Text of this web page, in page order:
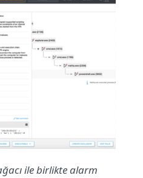
ile birlikte alarm